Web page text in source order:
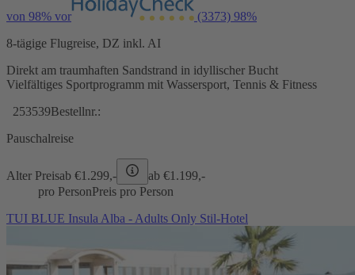
von 98% vor (3373) 98%
8-tägige Flugreise, DZ inkl. AI
Direkt am traumhaften Sandstrand in idyllischer Bucht
Vielfältiges Sportprogramm mit Wassersport, Tennis & Fitness
253539Bestellnr.:
Pauschalreise
Alter Preisab €1.299,- ab €1.199,-
pro PersonPreis pro Person
TUI BLUE Insula Alba - Adults Only Stil-Hotel